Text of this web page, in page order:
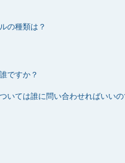
の種類は？
ですか？
いては誰に問い合わせればいいの